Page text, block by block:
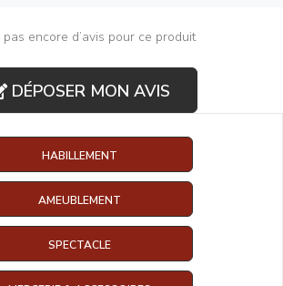
pas encore d’avis pour ce produit
DÉPOSER MON AVIS
HABILLEMENT
AMEUBLEMENT
SPECTACLE